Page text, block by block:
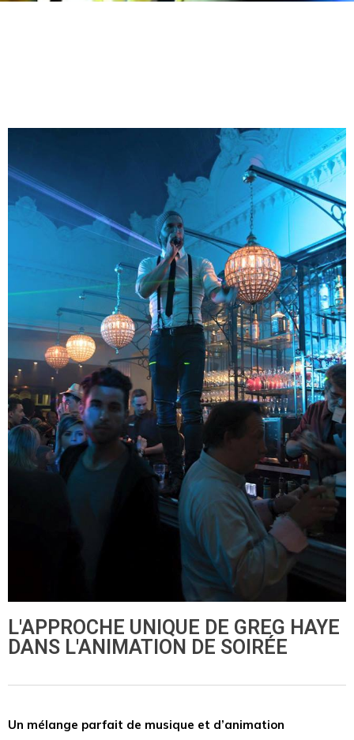
L'APPROCHE UNIQUE DE GREG HAYE
DANS L'ANIMATION DE SOIRÉE
Un mélange parfait de musique et d’animation